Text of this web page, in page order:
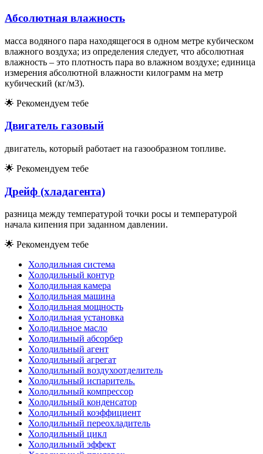
Абсолютная влажность
масса водяного пара находящегося в одном метре кубическом
влажного воздуха; из определения следует, что абсолютная
влажность – это плотность пара во влажном воздухе; единица
измерения абсолютной влажности килограмм на метр
кубический (кг/м3).
🌟 Рекомендуем тебе
Двигатель газовый
двигатель, который работает на газообразном топливе.
🌟 Рекомендуем тебе
Дрейф (хладагента)
разница между температурой точки росы и температурой
начала кипения при заданном давлении.
🌟 Рекомендуем тебе
Холодильная система
Холодильный контур
Холодильная камера
Холодильная машина
Холодильная мощность
Холодильная установка
Холодильное масло
Холодильный абсорбер
Холодильный агент
Холодильный агрегат
Холодильный воздухоотделитель
Холодильный испаритель.
Холодильный компрессор
Холодильный конденсатор
Холодильный коэффициент
Холодильный переохладитель
Холодильный цикл
Холодильный эффект